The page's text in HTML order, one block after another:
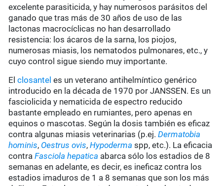
excelente parasiticida, y hay numerosos parásitos del
ganado que tras más de 30 años de uso de las
lactonas macrocíclicas no han desarrollado
resistencia: los ácaros de la sarna, los piojos,
numerosas miasis, los nematodos pulmonares, etc., y
cuyo control sigue siendo muy importante.
Elclosantel es un veterano antihelmíntico genérico
introducido en la década de 1970 por JANSSEN. Es un
fasciolicida y nematicida de espectro reducido
bastante empleado en rumiantes, pero apenas en
equinos o mascotas. Según la dosis también es eficaz
contra algunas miasis veterinarias (p.ej.Dermatobia
hominis, Oestrus ovis,Hypoderma spp, etc.). La eficacia
contraFasciola hepatica abarca sólo los estadios de 8
semanas en adelante, es decir, es ineficaz contra los
estadios imaduros de 1 a 8 semanas que son los más